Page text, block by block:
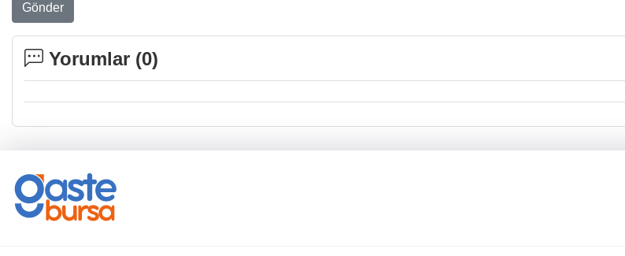
Gönder
Yorumlar (0)